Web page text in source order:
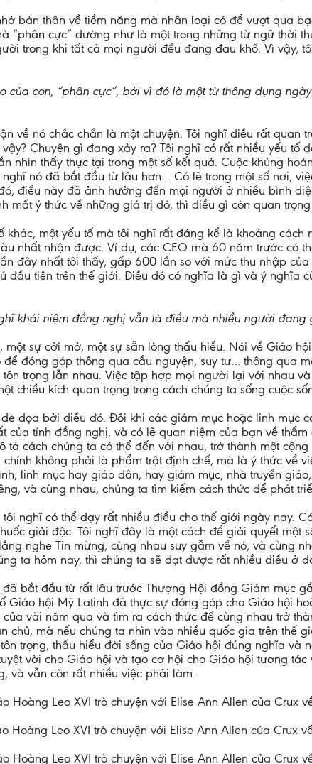
bản thân về tiềm năng mà nhân loại có để vượt qua
“phân cực” dường như là một trong những từ ngữ thời
trong khi tất cả mọi người đều đang đau khổ. Vì vậy,
của con, “phân cực”, bởi vì đó là một từ thông dụng
về nó chắc chắn là một chuyện. Tôi nghĩ điều rất
Chuyện gì đang xảy ra? Tôi nghĩ có rất nhiều yếu tố
nhìn thấy thực tại trong một số kết quả. Cuộc khủng
nó đã bắt đầu từ lâu hơn… Có lẽ trong một số nơi,
điều này đã ảnh hưởng đến mọi người ở nhiều bình
mất ý thức về những giá trị đó, thì điều gì còn quan
khác, một yếu tố mà tôi nghĩ rất đáng kể là khoảng
nhất nhận được. Ví dụ, các CEO mà 60 năm trước có
đây nhất tôi thấy, gấp 600 lần so với mức thu nhập
đầu tiên trên thế giới. Điều đó có nghĩa là gì và ý nghĩa
khái niệm đồng nghị vẫn là điều mà nhiều người
một sự cởi mở, một sự sẵn lòng thấu hiểu. Nói về Giáo
đóng góp thông qua cầu nguyện, suy tư… thông qua
trọng lẫn nhau. Việc tập hợp mọi người lại với nhau
chiều kích quan trọng trong cách chúng ta sống cuộc
dọa bởi điều đó. Đôi khi các giám mục hoặc linh mục
của tính đồng nghị, và có lẽ quan niệm của bạn về
tả cách chúng ta có thể đến với nhau, trở thành một
không phải là phẩm trật định chế, mà là ý thức về
linh mục hay giáo dân, hay giám mục, nhà truyền
và cùng nhau, chúng ta tìm kiếm cách thức để phát
nghĩ có thể dạy rất nhiều điều cho thế giới ngày nay.
giải độc. Tôi nghĩ đây là một cách để giải quyết một
nghe Tin mừng, cùng nhau suy gẫm về nó, và cùng
ta hôm nay, thì chúng ta sẽ đạt được rất nhiều điều ở
bắt đầu từ rất lâu trước Thượng Hội đồng Giám mục
Giáo hội Mỹ Latinh đã thực sự đóng góp cho Giáo hội
vài năm qua và tìm ra cách thức để cùng nhau trở
chủ, mà nếu chúng ta nhìn vào nhiều quốc gia trên thế
trọng, thấu hiểu đời sống của Giáo hội đúng nghĩa và
vời cho Giáo hội và tạo cơ hội cho Giáo hội tương
và vẫn còn rất nhiều việc phải làm.
Hoàng Leo XVI trò chuyện với Elise Ann Allen của Crux
Hoàng Leo XVI trò chuyện với Elise Ann Allen của Crux
Hoàng Leo XVI trò chuyện với Elise Ann Allen của Crux